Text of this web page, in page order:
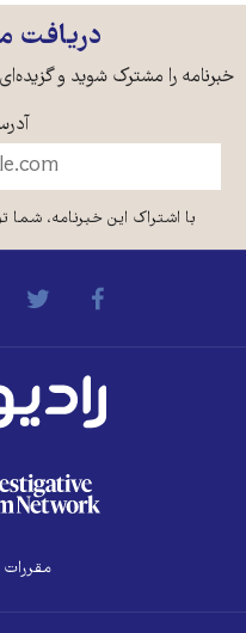
دریافت
خبرنامه را مشترک شوید و گزیده‌ای
با اشتراک این خبرنامه، شما